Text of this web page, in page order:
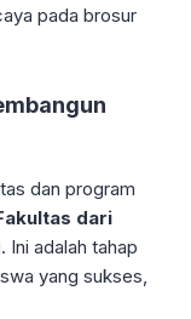
pada brosur
dan program
dari
Ini adalah tahap
yang sukses,